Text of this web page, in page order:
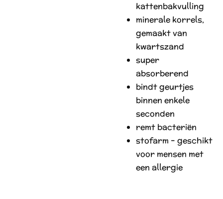
kattenbakvulling
minerale korrels,
gemaakt van
kwartszand
super
absorberend
bindt geurtjes
binnen enkele
seconden
remt bacteriën
stofarm – geschikt
voor mensen met
een allergie